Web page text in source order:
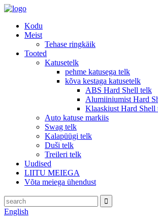
Kodu
Meist
Tehase ringkäik
Tooted
Katusetelk
pehme katusega telk
kõva kestaga katusetelk
ABS Hard Shell telk
Alumiiniumist Hard
Klaaskiust Hard Shell
Auto katuse markiis
Swag telk
Kalapüügi telk
Duši telk
Treileri telk
Uudised
LIITU MEIEGA
Võta meiega ühendust
English